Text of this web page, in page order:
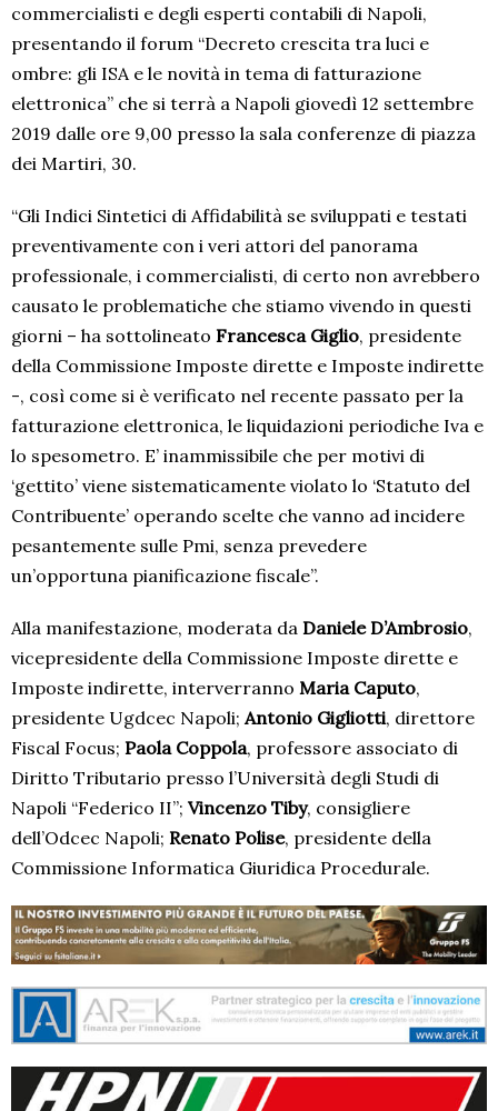
commercialisti e degli esperti contabili di Napoli,
presentando il forum “Decreto crescita tra luci e
ombre: gli ISA e le novità in tema di fatturazione
elettronica” che si terrà a Napoli giovedì 12 settembre
2019 dalle ore 9,00 presso la sala conferenze di piazza
dei Martiri, 30.
“Gli Indici Sintetici di Affidabilità se sviluppati e testati
preventivamente con i veri attori del panorama
professionale, i commercialisti, di certo non avrebbero
causato le problematiche che stiamo vivendo in questi
giorni – ha sottolineato Francesca Giglio, presidente
della Commissione Imposte dirette e Imposte indirette
-, così come si è verificato nel recente passato per la
fatturazione elettronica, le liquidazioni periodiche Iva e
lo spesometro. E’ inammissibile che per motivi di
‘gettito’ viene sistematicamente violato lo ‘Statuto del
Contribuente’ operando scelte che vanno ad incidere
pesantemente sulle Pmi, senza prevedere
un’opportuna pianificazione fiscale”.
Alla manifestazione, moderata da Daniele D’Ambrosio,
vicepresidente della Commissione Imposte dirette e
Imposte indirette, interverranno Maria Caputo,
presidente Ugdcec Napoli; Antonio Gigliotti, direttore
Fiscal Focus; Paola Coppola, professore associato di
Diritto Tributario presso l’Università degli Studi di
Napoli “Federico II”; Vincenzo Tiby, consigliere
dell’Odcec Napoli; Renato Polise, presidente della
Commissione Informatica Giuridica Procedurale.